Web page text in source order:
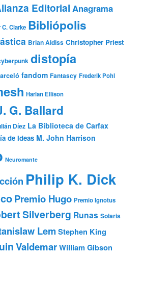
Editorial Anagrama
Clarke Bibliópolis
Brian Aldiss Christopher Priest
distopía
fandom Fantascy Frederik Pohl
Harlan Ellison
G. Ballard
Díez La Biblioteca de Carfax
de Ideas M. John Harrison
Neuromante
Philip K. Dick
Premio Hugo Premio Ignotus
Silverberg Runas Solaris
Lem Stephen King
ValdemarWilliam Gibson